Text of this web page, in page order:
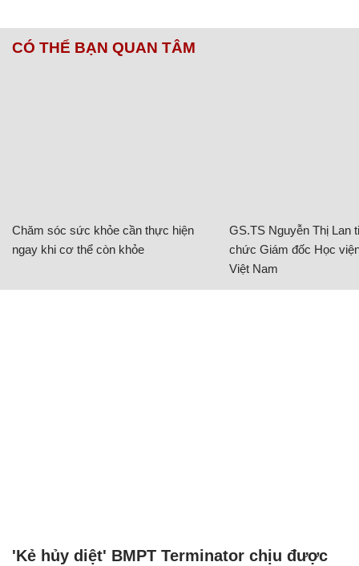
CÓ THỂ BẠN QUAN TÂM
Chăm sóc sức khỏe cần thực hiện
ngay khi cơ thể còn khỏe
GS.TS Nguyễn Thị Lan
chức Giám đốc Học
Việt Nam
'Kẻ hủy diệt' BMPT Terminator chịu được